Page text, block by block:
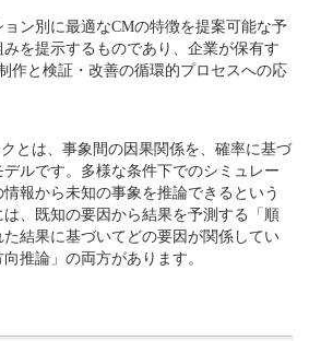
ン別に最適なCMの特徴を提案可能な予
を提示するものであり、企業が保有す
作と検証・改善の循環的プロセスへの応
とは、事象間の因果関係を、確率に基づ
ルです。多様な条件下でのシミュレー
報から未知の事象を推論できるという
、既知の要因から結果を予測する「順
結果に基づいてどの要因が関係してい
推論」の両方があります。